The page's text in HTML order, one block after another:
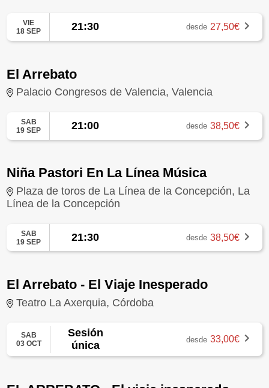
VIE
18 SEP
21:30 desde 27,50€
El Arrebato
Palacio Congresos de Valencia, Valencia
SAB
19 SEP
21:00 desde 38,50€
Niña Pastori En La Línea Música
Plaza de toros de La Línea de la Concepción, La
Línea de la Concepción
SAB
19 SEP
21:30 desde 38,50€
El Arrebato - El Viaje Inesperado
Teatro La Axerquia, Córdoba
SAB
03 OCT
Sesión
única
desde 33,00€